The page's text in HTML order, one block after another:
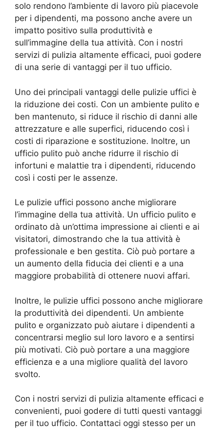
solo rendono l’ambiente di lavoro più piacevole
per i dipendenti, ma possono anche avere un
impatto positivo sulla produttività e
sull’immagine della tua attività. Con i nostri
servizi di pulizia altamente efficaci, puoi godere
di una serie di vantaggi per il tuo ufficio.
Uno dei principali vantaggi delle pulizie uffici è
la riduzione dei costi. Con un ambiente pulito e
ben mantenuto, si riduce il rischio di danni alle
attrezzature e alle superfici, riducendo così i
costi di riparazione e sostituzione. Inoltre, un
ufficio pulito può anche ridurre il rischio di
infortuni e malattie tra i dipendenti, riducendo
così i costi per le assenze.
Le pulizie uffici possono anche migliorare
l’immagine della tua attività. Un ufficio pulito e
ordinato dà un’ottima impressione ai clienti e ai
visitatori, dimostrando che la tua attività è
professionale e ben gestita. Ciò può portare a
un aumento della fiducia dei clienti e a una
maggiore probabilità di ottenere nuovi affari.
Inoltre, le pulizie uffici possono anche migliorare
la produttività dei dipendenti. Un ambiente
pulito e organizzato può aiutare i dipendenti a
concentrarsi meglio sul loro lavoro e a sentirsi
più motivati. Ciò può portare a una maggiore
efficienza e a una migliore qualità del lavoro
svolto.
Con i nostri servizi di pulizia altamente efficaci e
convenienti, puoi godere di tutti questi vantaggi
per il tuo ufficio. Contattaci oggi stesso per un